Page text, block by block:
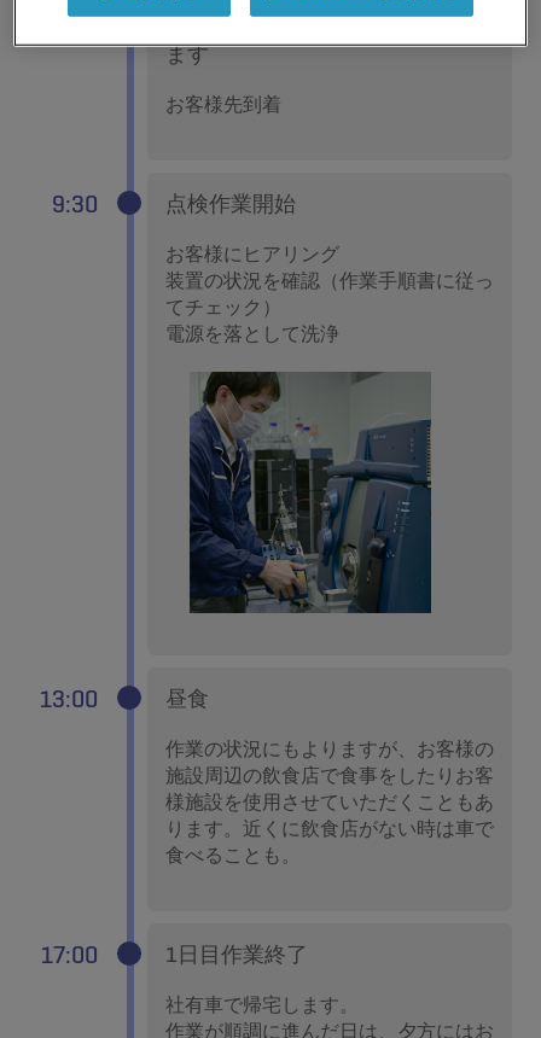
ます
お客様先到着
9:30 点検作業開始
お客様にヒアリング
装置の状況を確認（作業手順書に従っ
てチェック）
電源を落として洗浄
13:00 昼食
作業の状況にもよりますが、お客様の
施設周辺の飲食店で食事をしたりお客
様施設を使用させていただくこともあ
ります。近くに飲食店がない時は車で
食べることも。
17:00 １日目作業終了
社有車で帰宅します。
作業が順調に進んだ日は、夕方にはお